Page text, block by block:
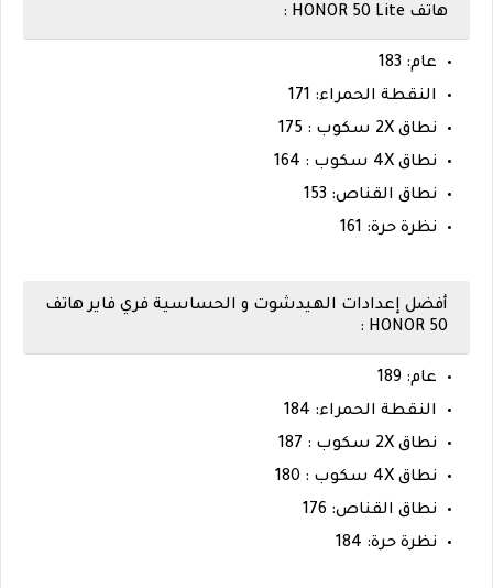
هاتف HONOR 50 Lite :
عام: 183
النقطة الحمراء: 171
نطاق 2X سكوب : 175
نطاق 4X سكوب : 164
نطاق القناص: 153
نظرة حرة: 161
أفضل إعدادات الهيدشوت و الحساسية فري فاير هاتف
HONOR 50 :
عام: 189
النقطة الحمراء: 184
نطاق 2X سكوب : 187
نطاق 4X سكوب : 180
نطاق القناص: 176
نظرة حرة: 184